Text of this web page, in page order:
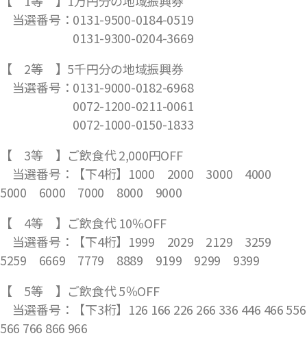
当選番号：0131-9500-0184-0519
0131-9300-0204-3669
【 2等 】5千円分の地域振興券
当選番号：0131-9000-0182-6968
0072-1200-0211-0061
0072-1000-0150-1833
【 3等 】ご飲食代 2,000円OFF
当選番号：【下4桁】1000 2000 3000 4000
5000 6000 7000 8000 9000
【 4等 】ご飲食代 10％OFF
当選番号：【下4桁】1999 2029 2129 3259
5259 6669 7779 8889 9199 9299 9399
【 5等 】ご飲食代 5％OFF
当選番号：【下3桁】126 166 226 266 336 446 466 556
566 766 866 966